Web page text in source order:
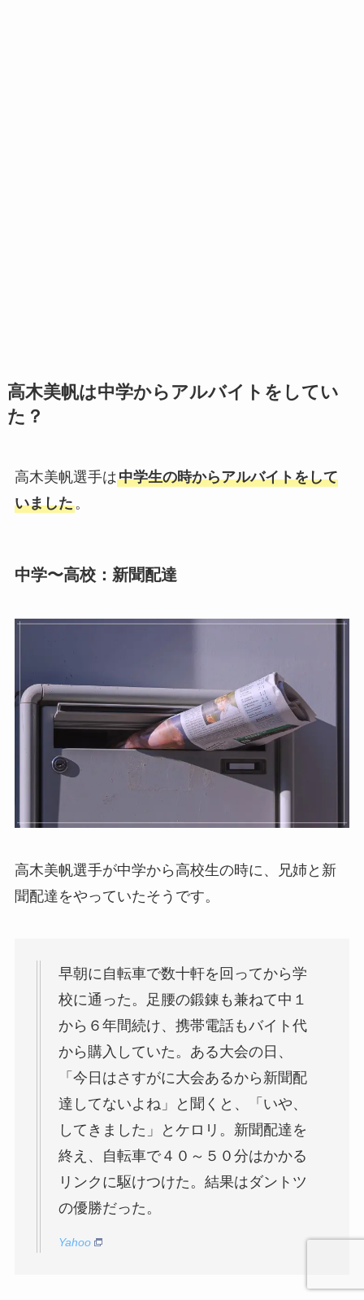
高木美帆は中学からアルバイトをしてい
た？
高木美帆選手は中学生の時からアルバイトをして
いました。
中学〜高校：新聞配達
高木美帆選手が中学から高校生の時に、兄姉と新
聞配達をやっていたそうです。
早朝に自転車で数十軒を回ってから学
校に通った。足腰の鍛錬も兼ねて中１
から６年間続け、携帯電話もバイト代
から購入していた。ある大会の日、
「今日はさすがに大会あるから新聞配
達してないよね」と聞くと、「いや、
してきました」とケロリ。新聞配達を
終え、自転車で４０～５０分はかかる
リンクに駆けつけた。結果はダントツ
の優勝だった。
Yahoo